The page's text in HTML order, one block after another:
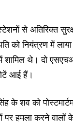
से अतिरिक्त
को नियंत्रण में
शामिल थे। दो
आई हैं।
के शव को
पर हमला करने वालों